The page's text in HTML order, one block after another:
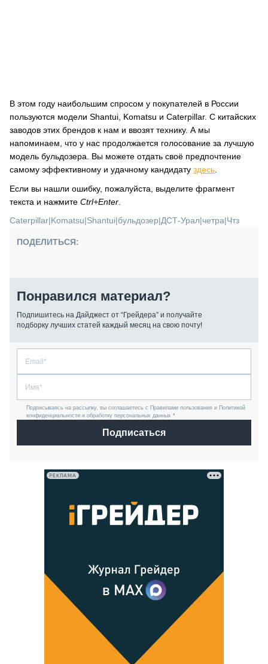
В этом году наибольшим спросом у покупателей в России
пользуются модели Shantui, Komatsu и Caterpillar. С китайских
заводов этих брендов к нам и ввозят технику. А мы
напоминаем, что у нас продолжается голосование за лучшую
модель бульдозера. Вы можете отдать своё предпочтение
самому эффективному и удачному кандидату здесь
Если вы нашли ошибку, пожалуйста, выделите фрагмент
текста и нажмите Ctrl+Enter
Caterpillar|Komatsu|Shantui|бульдозер|ДСТ-Урал|четра|Чтз
ПОДЕЛИТЬСЯ:
Понравился материал?
Подпишитесь на Дайджест от “Грейдера” и получайте
подборку лучших статей каждый месяц на свою почту!
Подписываясь на рассылку, вы соглашаетесь с Правилами пользования и Политикой
конфиденциальности и обработку персональных данных *
Подписаться
РЕКЛАМА